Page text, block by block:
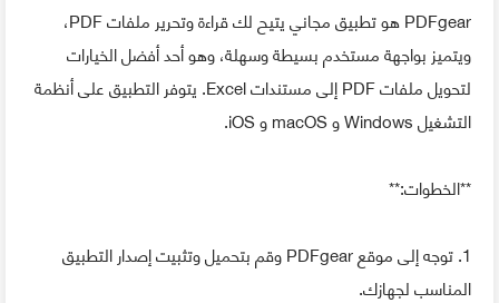
PDFgear هو تطبيق مجاني يتيح لك قراءة وتحرير ملفات PDF،
ويتميز بواجهة مستخدم بسيطة وسهلة، وهو أحد أفضل الخيارات
لتحويل ملفات PDF إلى مستندات Excel. يتوفر التطبيق على أنظمة
التشغيل Windows و macOS و iOS.
**الخطوات:**
1. توجه إلى موقع PDFgear وقم بتحميل وتثبيت إصدار التطبيق
المناسب لجهازك.